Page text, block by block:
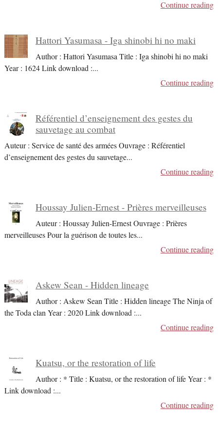
Continue reading
Hattori Yasumasa - Iga shinobi hi no maki
Author : Hattori Yasumasa Title : Iga shinobi hi no maki
Year : 1624 Link download :...
Continue reading
Référentiel d’enseignement des gestes du
sauvetage au combat
Auteur : Service de santé des armées Ouvrage : Référentiel
d’enseignement des gestes du sauvetage...
Continue reading
Houssay Julien-Ernest - Prières merveilleuses
Auteur : Houssay Julien-Ernest Ouvrage : Prières
merveilleuses Pour la guérison de toutes les...
Continue reading
Askew Sean - Hidden lineage
Author : Askew Sean Title : Hidden lineage The Ninja of
the Toda clan Year : 2020 Link download :...
Continue reading
Kuatsu, or the restoration of life
Author : * Title : Kuatsu, or the restoration of life Year : *
Link download :...
Continue reading